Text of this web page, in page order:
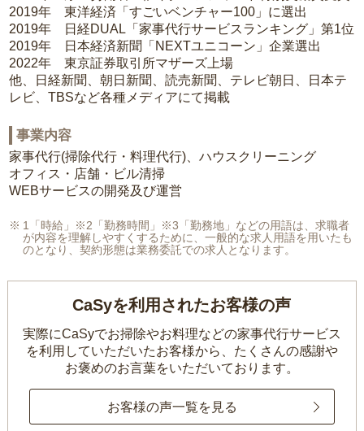
2019年 東洋経済「すごいベンチャー100」に選出
2019年 日経DUAL「家事代行サービスランキング」第1位
2019年 日本経済新聞「NEXTユニコーン」企業選出
2022年 東京証券取引所マザーズ上場
他、日経新聞、朝日新聞、読売新聞、テレビ朝日、日本テ
レビ、TBSなど各種メディアにて掲載
事業内容
家事代行(掃除代行・料理代行)、ハウスクリーニング
オフィス・店舗・ビル清掃
WEBサービスの開発及び運営
1「時給」※2「勤務時間」※3「勤務地」などの用語は、求職者
が内容を理解しやすくするために、一般的な求人用語を用いたも
のとなり、契約形態は業務委託での求人となります。
CaSyを利用されたお客様の声
実際にCaSyでお掃除やお料理などの家事代行サービス
を利用していただいたお客様から、 たくさんの感謝や
お褒めのお言葉をいただいております。
お客様の声一覧を見る